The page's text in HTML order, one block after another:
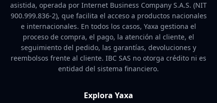
asistida, operada por Internet Business Company S.A.S. (NIT
900.999.836-2), que facilita el acceso a productos nacionales
e internacionales. En todos los casos, Yaxa gestiona el
proceso de compra, el pago, la atención al cliente, el
seguimiento del pedido, las garantías, devoluciones y
reembolsos frente al cliente. IBC SAS no otorga crédito ni es
entidad del sistema financiero.
Explora Yaxa